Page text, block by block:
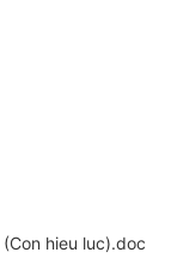
hieu luc).doc